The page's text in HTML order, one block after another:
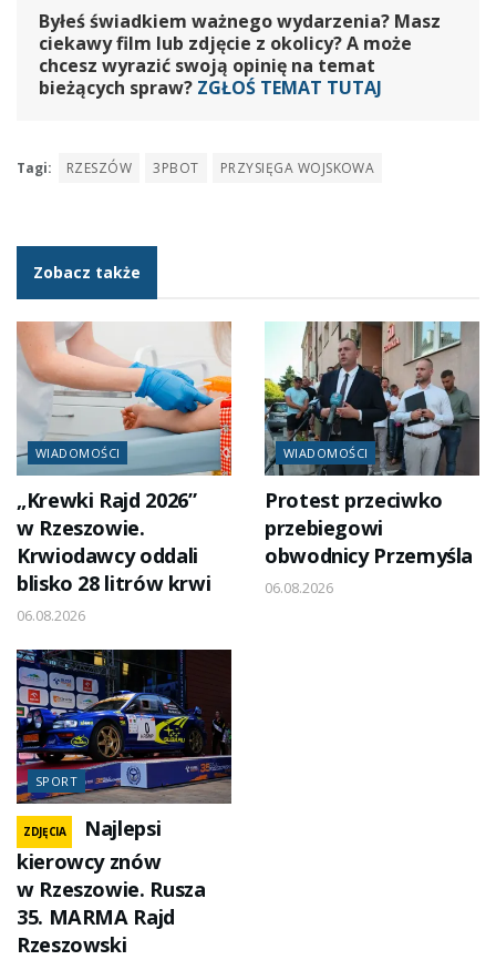
Byłeś świadkiem ważnego wydarzenia? Masz
ciekawy film lub zdjęcie z okolicy? A może
chcesz wyrazić swoją opinię na temat
bieżących spraw? ZGŁOŚ TEMAT TUTAJ
Tagi: RZESZÓW 3PBOT PRZYSIĘGA WOJSKOWA
Zobacz także
WIADOMOŚCI
„Krewki Rajd 2026”
w Rzeszowie.
Krwiodawcy oddali
blisko 28 litrów krwi
06.08.2026
WIADOMOŚCI
Protest przeciwko
przebiegowi
obwodnicy Przemyśla
06.08.2026
SPORT
ZDJĘCIA
Najlepsi
kierowcy znów
w Rzeszowie. Rusza
35. MARMA Rajd
Rzeszowski